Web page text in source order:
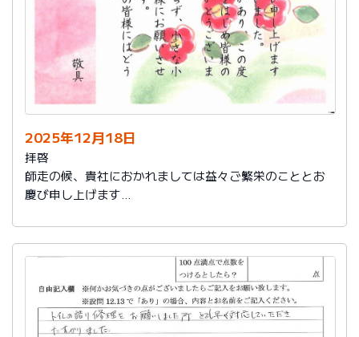
2025年12月18日
拝啓
師走の候、貴社におかれましては益々ご繁栄のこととお
慶び申し上げます
ざいました。
また、本日は心のこもったお葉書を受け取りました。ご
縁があり、この度の拙宅のリフォームを御社様にお願い
し、中田様、渡辺様をはじめ皆様のおかげをもちまし
て、毎日快適に暮らしております。ありがとうございま
した。